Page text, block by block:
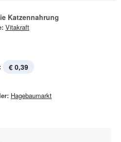
Katzennahrung
Vitakraft
€ 0,39
Hagebaumarkt